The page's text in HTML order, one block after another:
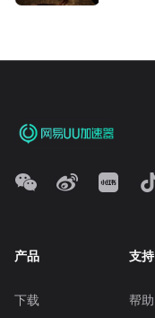
产品
下载
支持
帮助